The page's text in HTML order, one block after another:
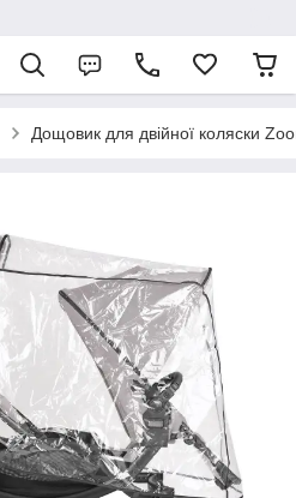
Дощовик для двійної коляски